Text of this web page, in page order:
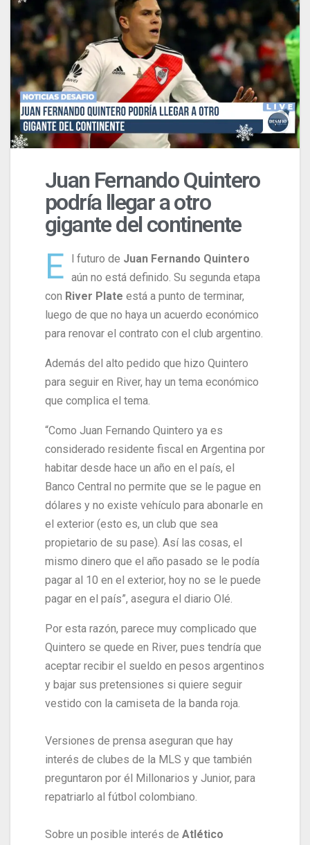
Juan Fernando Quintero
podría llegar a otro
gigante del continente
E l futuro de Juan Fernando Quintero
aún no está definido. Su segunda etapa
con River Plate está a punto de terminar,
luego de que no haya un acuerdo económico
para renovar el contrato con el club argentino.
Además del alto pedido que hizo Quintero
para seguir en River, hay un tema económico
que complica el tema.
“Como Juan Fernando Quintero ya es
considerado residente fiscal en Argentina por
habitar desde hace un año en el país, el
Banco Central no permite que se le pague en
dólares y no existe vehículo para abonarle en
el exterior (esto es, un club que sea
propietario de su pase). Así las cosas, el
mismo dinero que el año pasado se le podía
pagar al 10 en el exterior, hoy no se le puede
pagar en el país”, asegura el diario Olé.
Por esta razón, parece muy complicado que
Quintero se quede en River, pues tendría que
aceptar recibir el sueldo en pesos argentinos
y bajar sus pretensiones si quiere seguir
vestido con la camiseta de la banda roja.
Versiones de prensa aseguran que hay
interés de clubes de la MLS y que también
preguntaron por él Millonarios y Junior, para
repatriarlo al fútbol colombiano.
Sobre un posible interés de Atlético